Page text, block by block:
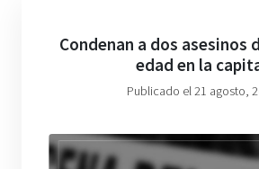
Condenan a dos asesinos
edad en la
Publicado el 21 agosto,